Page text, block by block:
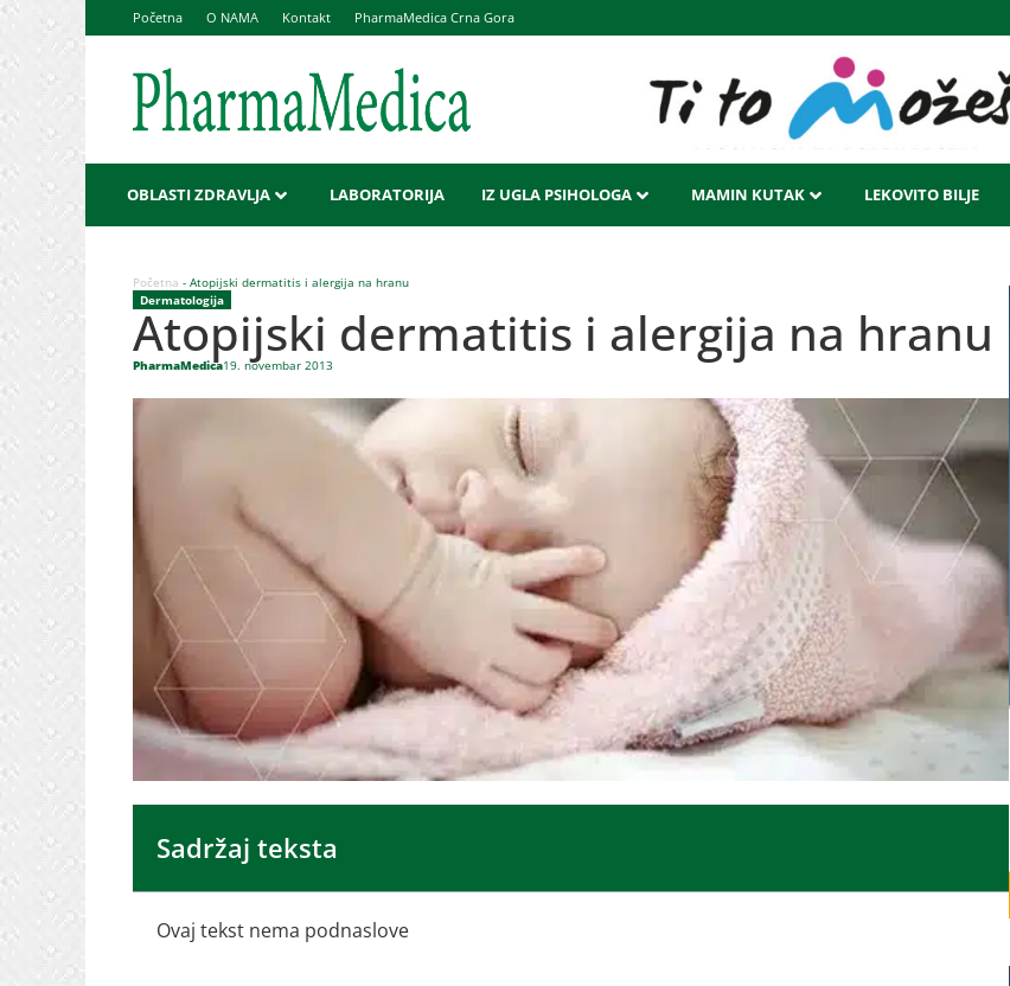
Početna O NAMA Kontakt PharmaMedica Crna Gora
OBLASTI ZDRAVLJA LABORATORIJA IZ UGLA PSIHOLOGA MAMIN KUTAK LEKOVITO BILJE
Početna - Atopijski dermatitis i alergija na hranu
Dermatologija
Atopijski dermatitis i alergija na hranu
PharmaMedica19. novembar 2013
Sadržaj teksta
Ovaj tekst nema podnaslove